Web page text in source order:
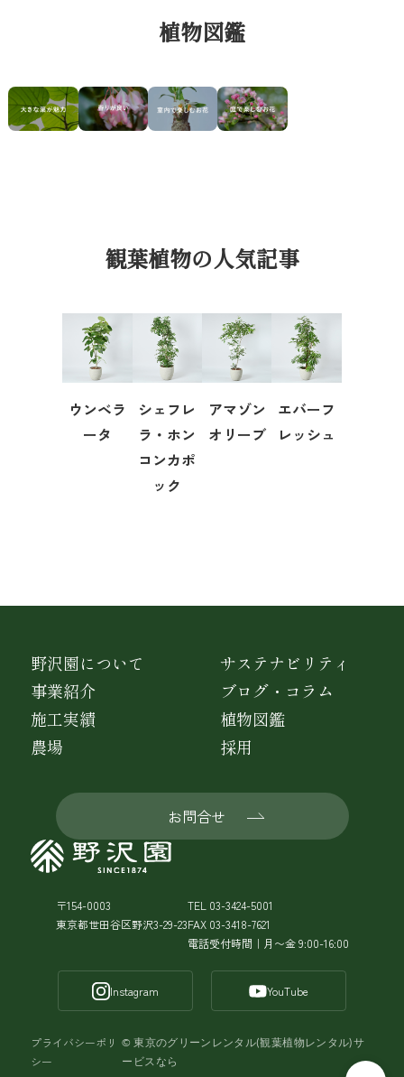
植物図鑑
観葉植物の人気記事
ウンベラ
ータ
シェフレ
ラ・ホン
コンカポ
ック
アマゾン
オリーブ
エバーフ
レッシュ
〒154-0003
東京都世田谷区野沢3-29-23
TEL 03-3424-5001
FAX 03-3418-7621
電話受付時間｜月〜金 9:00-16:00
Instagram YouTube
©東京のグリーンレンタル(観葉植物レンタル)サ
ービスなら
プライバシーポリ
シー
野沢園について
事業紹介
施工実績
農場
サステナビリティ
ブログ・コラム
植物図鑑
採用
お問合せ